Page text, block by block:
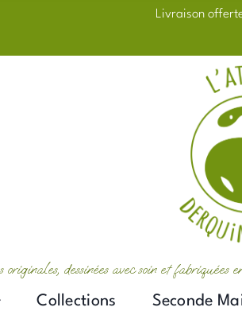
Livraison
originales, dessinées avec soin et fabriquées
Collections Seconde